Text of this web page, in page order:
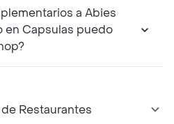
a Abies
en Capsulas puedo
Restaurantes